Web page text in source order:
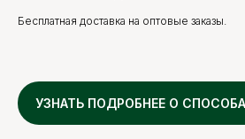
Бесплатная доставка на оптовые заказы.
УЗНАТЬ ПОДРОБНЕЕ О
персональных данных
Это может
ДОПОЛНИТЕЛЬНЫЕ
УСЛУГИ